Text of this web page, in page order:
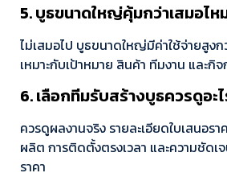
5. บูธขนาดใหญ่คุ้มกว่าเสมอไห
ไม่เสมอไป บูธขนาดใหญ่มีค่าใช้จ่ายสูงก
เหมาะกับเป้าหมาย สินค้า ทีมงาน และกิ
6. เลือกทีมรับสร้างบูธควรดูอะ
ควรดูผลงานจริง รายละเอียดใบเสนอรา
ผลิต การติดตั้งตรงเวลา และความชัดเ
ราคา